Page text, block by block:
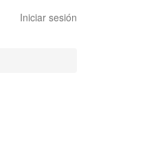
Iniciar sesión